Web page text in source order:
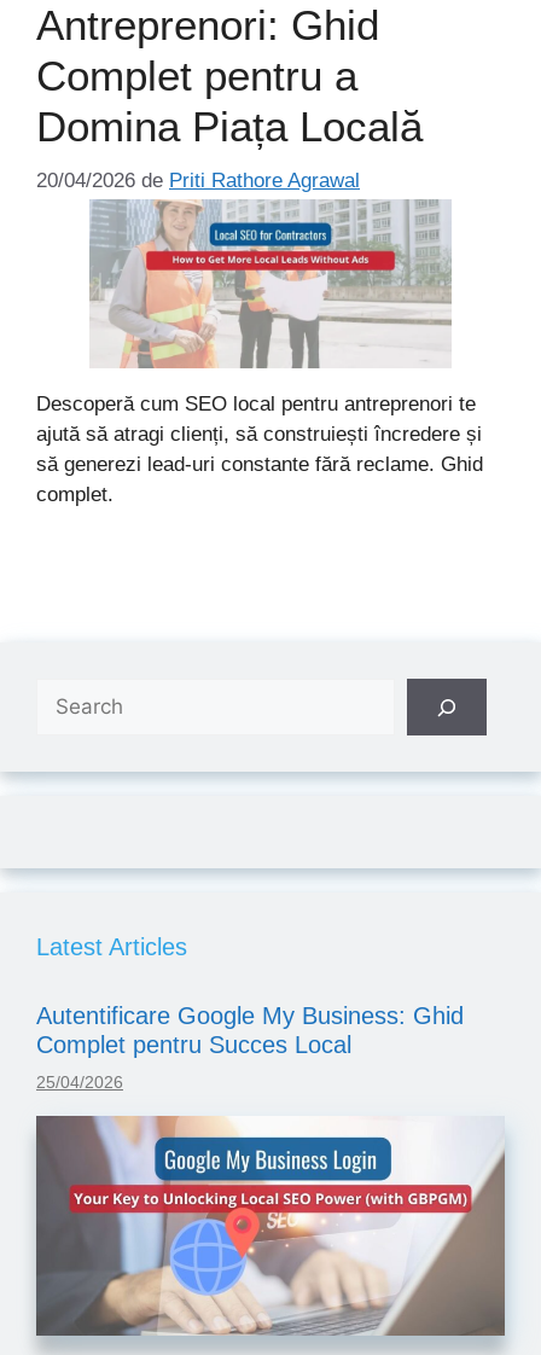
Antreprenori: Ghid
Complet pentru a
Domina Piața Locală
20/04/2026 de Priti Rathore Agrawal
Descoperă cum SEO local pentru antreprenori te
ajută să atragi clienți, să construiești încredere și
să generezi lead-uri constante fără reclame. Ghid
complet.
Search
Latest Articles
Autentificare Google My Business: Ghid
Complet pentru Succes Local
25/04/2026